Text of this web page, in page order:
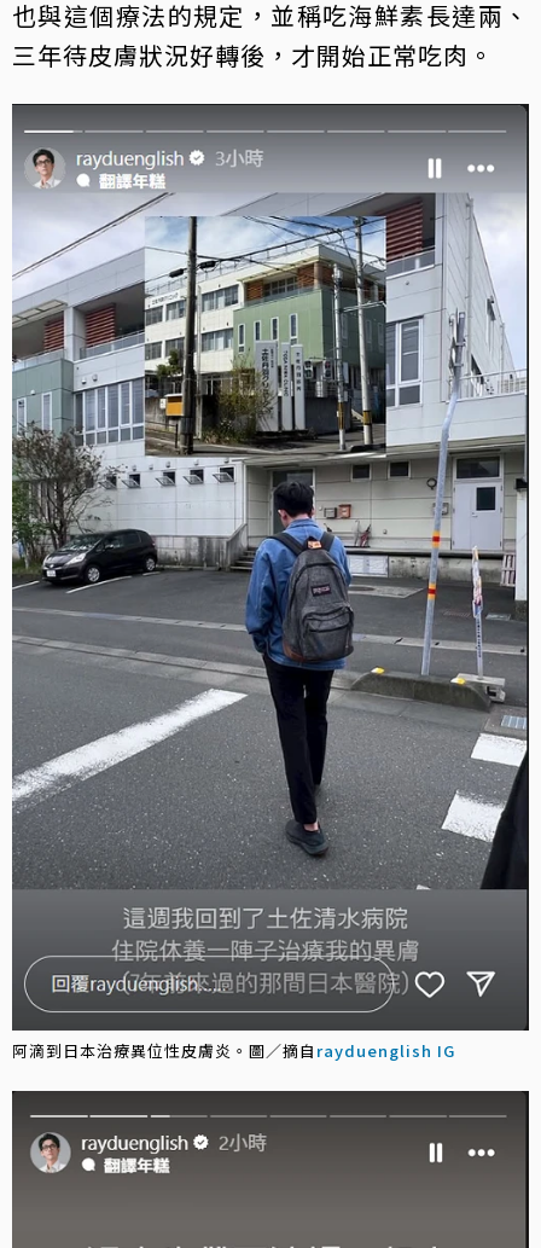
也與這個療法的規定，並稱吃海鮮素長達兩、
三年待皮膚狀況好轉後，才開始正常吃肉。
阿滴到日本治療異位性皮膚炎。圖／摘自 rayduenglish IG